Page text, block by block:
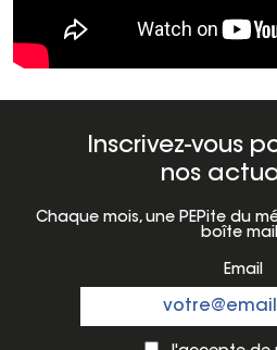
Inscrivez-vous
nos
Chaque mois, une PEPite du
boîte
Email